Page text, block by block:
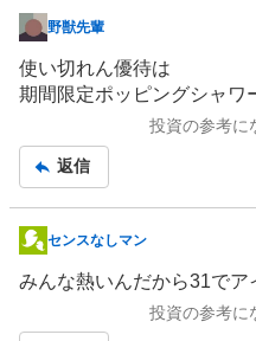
掲
示
板
事
野獣先輩
使い切れん優待は
期間限定ポッピングシャワ
投資の参考に
返信
掲
示
記
センスなしマン
みんな熱いんだから31でア
投資の参考に